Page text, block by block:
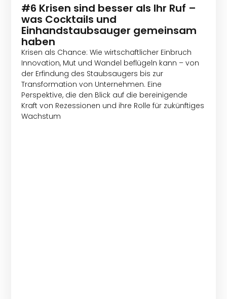
#6 Krisen sind besser als Ihr Ruf –
was Cocktails und
Einhandstaubsauger gemeinsam
haben
Krisen als Chance: Wie wirtschaftlicher Einbruch
Innovation, Mut und Wandel beflügeln kann – von
der Erfindung des Staubsaugers bis zur
Transformation von Unternehmen. Eine
Perspektive, die den Blick auf die bereinigende
Kraft von Rezessionen und ihre Rolle für zukünftiges
Wachstum